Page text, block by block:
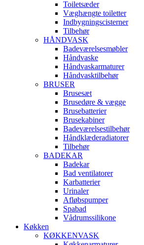
Toiletsæder
Væghængte toiletter
Indbygningscisterner
Tilbehør
HÅNDVASK
Badeværelsesmøbler
Håndvaske
Håndvaskarmaturer
Håndvasktilbehør
BRUSER
Brusesæt
Brusedøre & vægge
Brusebatterier
Brusekabiner
Badeværelsestilbehør
Håndklæderadiatorer
Tilbehør
BADEKAR
Badekar
Bad ventilatorer
Karbatterier
Urinaler
Afløbspumper
Spabad
Vådrumssilikone
Køkken
KØKKENVASK